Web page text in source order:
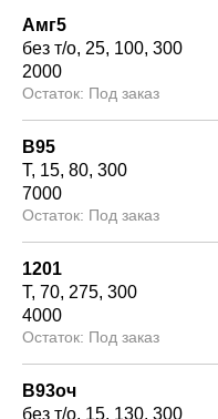
Амг5
без т/о 25 100 300
2000
Под заказ
В95
Т 15 80 300
7000
Под заказ
1201
Т 70 275 300
4000
Под заказ
В93оч
без т/о 15 130 300